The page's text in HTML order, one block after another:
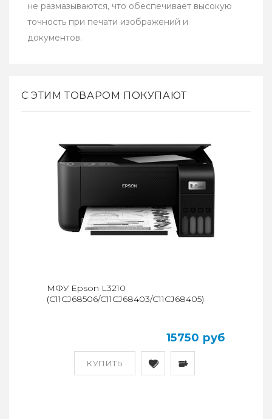
не размазываются, что обеспечивает высокую
точность при печати изображений и
документов.
С ЭТИМ ТОВАРОМ ПОКУПАЮТ
КУПИТЬ
МФУ Epson L3210
(C11CJ68506/C11CJ68403/C11CJ68405)
15750 руб